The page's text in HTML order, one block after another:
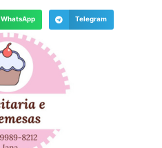
WhatsApp Telegram